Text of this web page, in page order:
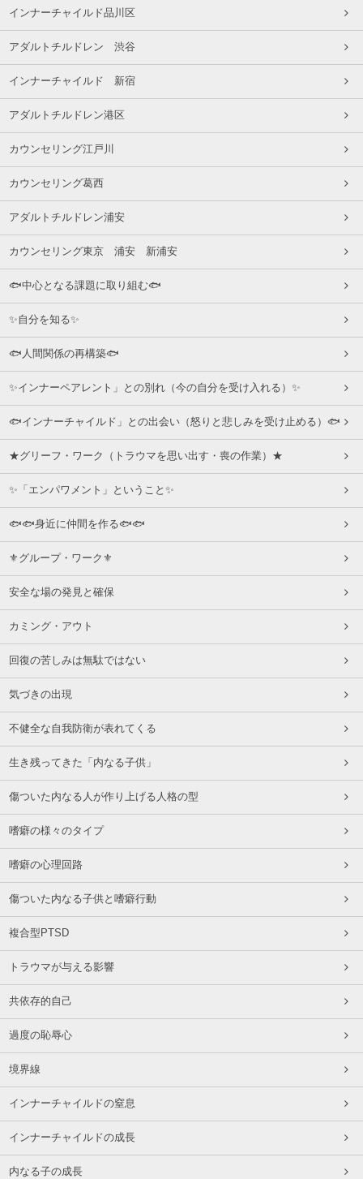
インナーチャイルド品川区
アダルトチルドレン 渋谷
インナーチャイルド 新宿
アダルトチルドレン港区
カウンセリング江戸川
カウンセリング葛西
アダルトチルドレン浦安
カウンセリング東京 浦安 新浦安
🐟中心となる課題に取り組む🐟
✨自分を知る✨
🐟人間関係の再構築🐟
✨インナーペアレント」との別れ（今の自分を受け入れる）✨
🐟インナーチャイルド」との出会い（怒りと悲しみを受け止める）🐟
★グリーフ・ワーク（トラウマを思い出す・喪の作業）★
✨「エンパワメント」ということ✨
🐟🐟身近に仲間を作る🐟🐟
⚜グループ・ワーク⚜
安全な場の発見と確保
カミング・アウト
回復の苦しみは無駄ではない
気づきの出現
不健全な自我防衛が表れてくる
生き残ってきた「内なる子供」
傷ついた内なる人が作り上げる人格の型
嗜癖の様々のタイプ
嗜癖の心理回路
傷ついた内なる子供と嗜癖行動
複合型PTSD
トラウマが与える影響
共依存的自己
過度の恥辱心
境界線
インナーチャイルドの窒息
インナーチャイルドの成長
内なる子の成長